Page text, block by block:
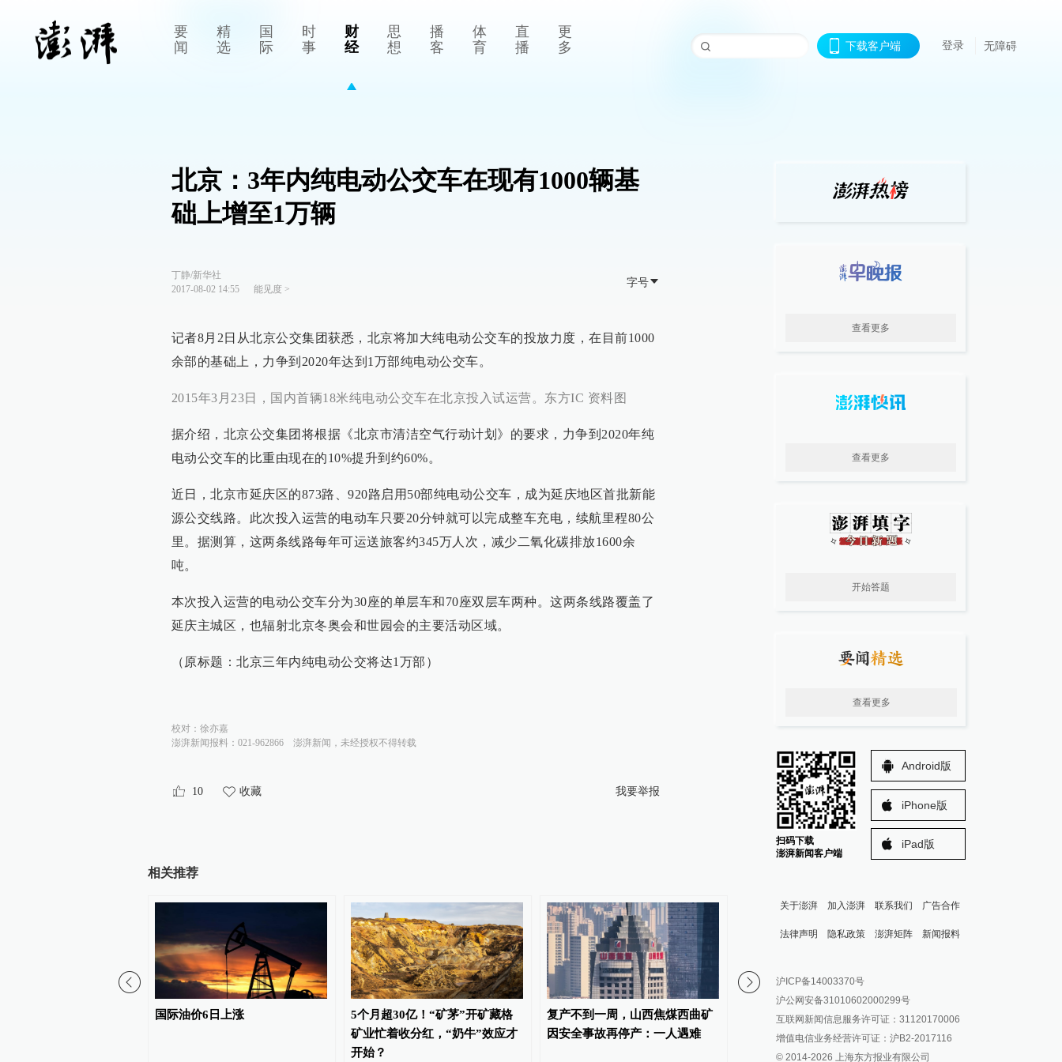
要
闻
精
选
国
际
时
事
财
经
思
想
播
客
体
育
直
播
更
多
下载客户端 登录 无障碍
北京：3年内纯电动公交车在现有1000辆基
础上增至1万辆
丁静/新华社
2017-08-02 14:55
能见度>
字号
记者8月2日从北京公交集团获悉，北京将加大纯电动公交车的投放力度，在目前1000
余部的基础上，力争到2020年达到1万部纯电动公交车。
2015年3月23日，国内首辆18米纯电动公交车在北京投入试运营。东方IC 资料图
据介绍，北京公交集团将根据《北京市清洁空气行动计划》的要求，力争到2020年纯
电动公交车的比重由现在的10%提升到约60%。
近日，北京市延庆区的873路、920路启用50部纯电动公交车，成为延庆地区首批新能
源公交线路。此次投入运营的电动车只要20分钟就可以完成整车充电，续航里程80公
里。据测算，这两条线路每年可运送旅客约345万人次，减少二氧化碳排放1600余
吨。
本次投入运营的电动公交车分为30座的单层车和70座双层车两种。这两条线路覆盖了
延庆主城区，也辐射北京冬奥会和世园会的主要活动区域。
（原标题：北京三年内纯电动公交将达1万部）
校对： 徐亦嘉
澎湃新闻报料：021-962866
澎湃新闻，未经授权不得转载
10 收藏 我要举报
相关推荐
国际油价6日上涨
5个月超30亿！“矿茅”开矿藏格
矿业忙着收分红，“奶牛”效应才
开始？
复产不到一周，山西焦煤西曲矿
因安全事故再停产：一人遇难
探访全球最大在建核能供汽项
目：万亿级石化基地，底“汽”从
核而来
北京电网最大负荷连续
历史新高
查看更多
查看更多
开始答题
查看更多
扫码下载
澎湃新闻客户端
Android版
iPhone版
iPad版
关于澎湃 加入澎湃 联系我们 广告合作
法律声明 隐私政策 澎湃矩阵
澎湃新闻公众号
澎湃新闻抖音号
派生万物开放平台
IP SHANGHAI
新闻报料
报料邮箱: news@thepaper.cn
沪ICP备14003370号
沪公网安备31010602000299号
互联网新闻信息服务许可证：31120170006
增值电信业务经营许可证：沪B2-2017116
© 2014-2026 上海东方报业有限公司